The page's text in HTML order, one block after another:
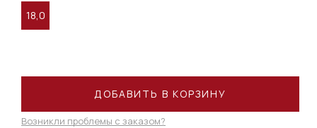
18,0
ДОБАВИТЬ В КОРЗИНУ
Возникли проблемы с заказом?